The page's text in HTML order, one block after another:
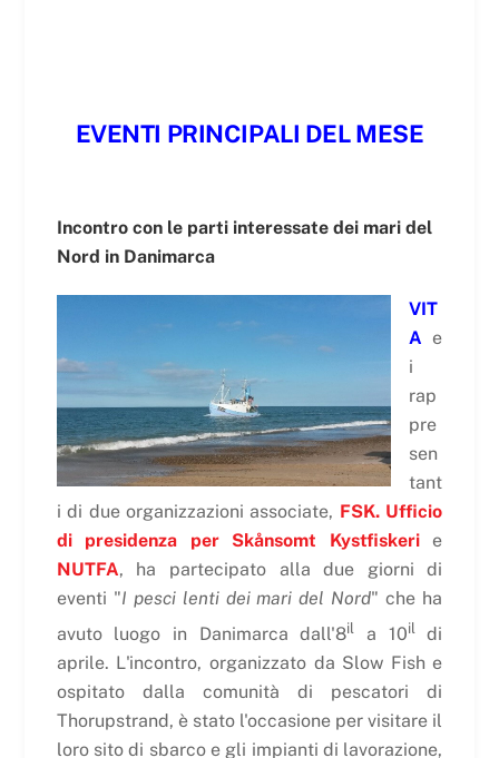
EVENTI PRINCIPALI DEL MESE
Incontro con le parti interessate dei mari del
Nord in Danimarca
VIT
A e
i
rap
pre
sen
tant
i di due organizzazioni associate, FSK. Ufficio
di presidenza per Skånsomt Kystfiskerie
NUTFA, ha partecipato alla due giorni di
eventi "I pesci lenti dei mari del Nord" che ha
avuto luogo in Danimarca dall'8il a 10ildi
aprile. L'incontro, organizzato da Slow Fish e
ospitato dalla comunità di pescatori di
Thorupstrand, è stato l'occasione per visitare il
loro sito di sbarco e gli impianti di lavorazione,